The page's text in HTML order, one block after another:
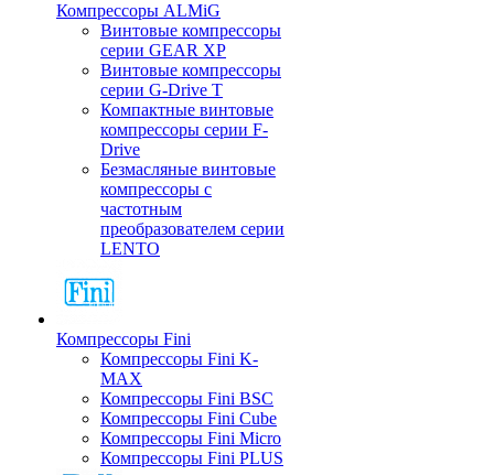
Компрессоры ALMiG
Винтовые компрессоры
серии GEAR XP
Винтовые компрессоры
серии G-Drive T
Компактные винтовые
компрессоры серии F-
Drive
Безмасляные винтовые
компрессоры с
частотным
преобразователем серии
LENTO
Компрессоры Fini
Компрессоры Fini K-
MAX
Компрессоры Fini BSC
Компрессоры Fini Cube
Компрессоры Fini Micro
Компрессоры Fini PLUS